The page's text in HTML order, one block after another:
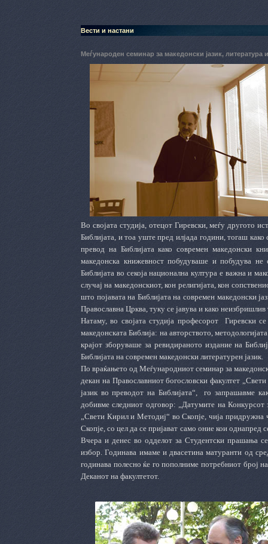
Вести и настани
Меѓународен семинар за македонски јазик, литература
Во својата студија, отецот Гиревски, меѓу другото
Библијата, и тоа уште пред илјада години, тогаш
превод на Библијата како современ македонски
македонска книжевност побудуваше и побудува
Библијата во секоја национална култура е важна и
случај на македонскиот, кон религијата, кон
што појавата на Библијата на современ македонски
Православна Црква, туку се јавува и како
Натаму, во својата студија професорот Гиревски
македонската Библија: на авторството,
крајот зборуваше за ревидираното издание на
Библијата на современ македонски литературен јазик.
По враќањето од Меѓународниот семинар за
декан на Православниот богословски факултет
јазик во преводот на Библијата“, го запрашавме
добивме следниот одговор: „Датумите на Конкурсот
„Свети Кирил и Методиј“ во Скопје, чија придружна
Скопје, со цел да се пријават само оние кои однапред
Вчера и денес во одделот за Студентски прашања
избор. Годинава имаме и двасетина матуранти од
годинава полесно ќе го пополниме потребниот број
Деканот на факултетот.